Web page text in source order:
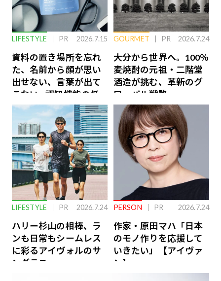
LIFESTYLE PR 2026.7.15
資料の置き場所を忘れ
た、名前から顔が思い
出せない、言葉が出て
こない…認知機能の低
下を救う、脳のインナ
ーケアとは
GOURMET PR 2026.7.24
大分から世界へ。100％
麦焼酎の元祖・二階堂
酒造が挑む、革新のグ
ローバル戦略
LIFESTYLE PR 2026.7.24
ハリー杉山の相棒、ラ
ンも日常もシームレス
に彩るアイヴォルのサ
ングラス
PERSON PR 2026.7.24
作家・原田マハ「日本
のモノ作りを応援して
いきたい」【アイヴァ
ン】